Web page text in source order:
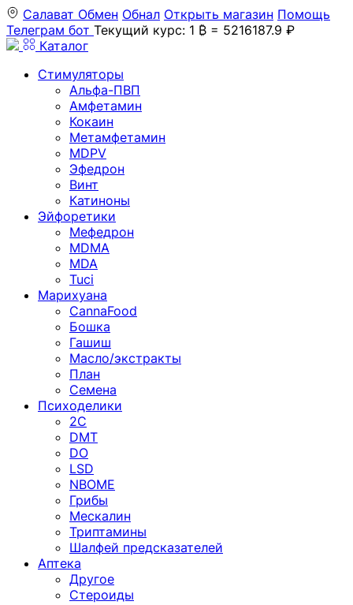
Салават Обмен Обнал Открыть магазин Помощь
Телеграм бот Текущий курс: 1 ₿ = 5216187.9 ₽
Каталог
Стимуляторы
Альфа-ПВП
Амфетамин
Кокаин
Метамфетамин
MDPV
Эфедрон
Винт
Катиноны
Эйфоретики
Мефедрон
MDMA
MDA
Tuci
Марихуана
CannaFood
Бошка
Гашиш
Масло/экстракты
План
Семена
Психоделики
2C
DMT
DO
LSD
NBOME
Грибы
Мескалин
Триптамины
Шалфей предсказателей
Аптека
Другое
Стероиды